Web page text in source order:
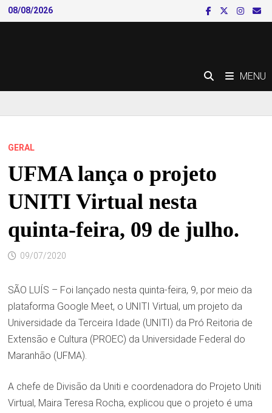
Skip
to
08/08/2026
MENU
GERAL
UFMA lança o projeto
UNITI Virtual nesta
quinta-feira, 09 de julho.
09/07/2020
SÃO LUÍS – Foi lançado nesta quinta-feira, 9, por meio da
plataforma Google Meet, o UNITI Virtual, um projeto da
Universidade da Terceira Idade (UNITI) da Pró Reitoria de
Extensão e Cultura (PROEC) da Universidade Federal do
Maranhão (UFMA).
A chefe de Divisão da Uniti e coordenadora do Projeto Uniti
Virtual, Maira Teresa Rocha, explicou que o projeto é uma